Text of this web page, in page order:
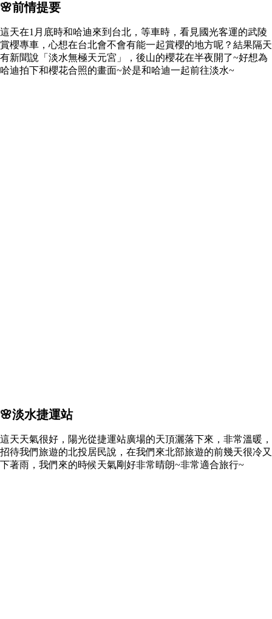
🌸前情提要
這天在1月底時和哈迪來到台北，等車時，看見國光客運的武陵
賞櫻專車，心想在台北會不會有能一起賞櫻的地方呢？結果隔天
有新聞說「淡水無極天元宮」，後山的櫻花在半夜開了~好想為
哈迪拍下和櫻花合照的畫面~於是和哈迪一起前往淡水~
🌸淡水捷運站
這天天氣很好，陽光從捷運站廣場的天頂灑落下來，非常溫暖，
招待我們旅遊的北投居民說，在我們來北部旅遊的前幾天很冷又
下著雨，我們來的時候天氣剛好非常晴朗~非常適合旅行~